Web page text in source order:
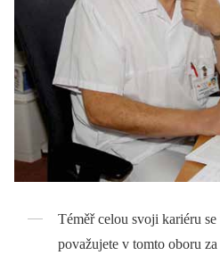
Téměř celou svoji kariéru
považujete v tomto oboru